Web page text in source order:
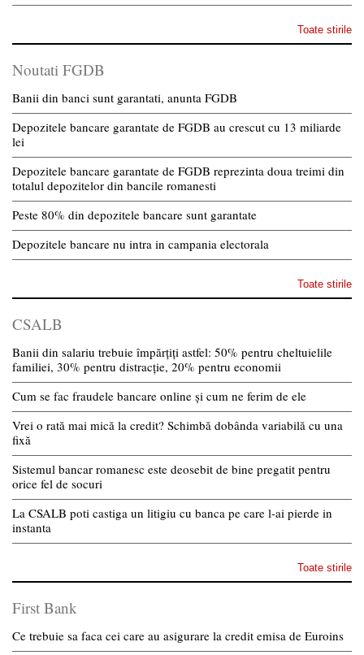
Toate stirile
Noutati FGDB
Banii din banci sunt garantati, anunta FGDB
Depozitele bancare garantate de FGDB au crescut cu 13 miliarde
lei
Depozitele bancare garantate de FGDB reprezinta doua treimi din
totalul depozitelor din bancile romanesti
Peste 80% din depozitele bancare sunt garantate
Depozitele bancare nu intra in campania electorala
Toate stirile
CSALB
Banii din salariu trebuie împărțiți astfel: 50% pentru cheltuielile
familiei, 30% pentru distracție, 20% pentru economii
Cum se fac fraudele bancare online și cum ne ferim de ele
Vrei o rată mai mică la credit? Schimbă dobânda variabilă cu una
fixă
Sistemul bancar romanesc este deosebit de bine pregatit pentru
orice fel de socuri
La CSALB poti castiga un litigiu cu banca pe care l-ai pierde in
instanta
Toate stirile
First Bank
Ce trebuie sa faca cei care au asigurare la credit emisa de Euroins